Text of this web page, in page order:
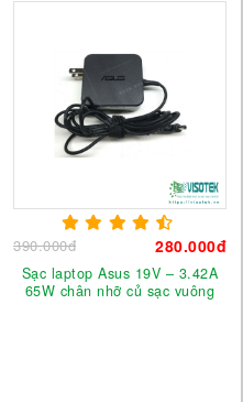
390.000đ 280.000đ
Sạc laptop Asus 19V – 3.42A
65W chân nhỡ củ sạc vuông